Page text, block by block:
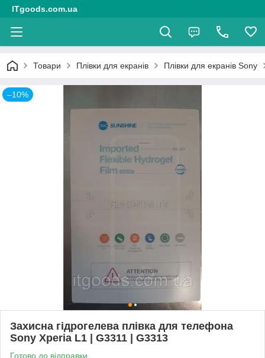
ITgoods.com.ua
Товари Плівки для екранів Плівки для екранів Sony
–10%
Захисна гідрогелева плівка для телефона
Sony Xperia L1 | G3311 | G3313
Готово до відправки